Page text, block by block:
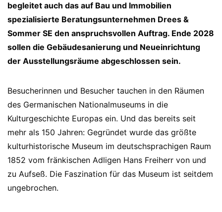
begleitet auch das auf Bau und Immobilien
spezialisierte Beratungsunternehmen Drees &
Sommer SE den anspruchsvollen Auftrag. Ende 2028
sollen die Gebäudesanierung und Neueinrichtung
der Ausstellungsräume abgeschlossen sein.
Besucherinnen und Besucher tauchen in den Räumen
des Germanischen Nationalmuseums in die
Kulturgeschichte Europas ein. Und das bereits seit
mehr als 150 Jahren: Gegründet wurde das größte
kulturhistorische Museum im deutschsprachigen Raum
1852 vom fränkischen Adligen Hans Freiherr von und
zu Aufseß. Die Faszination für das Museum ist seitdem
ungebrochen.